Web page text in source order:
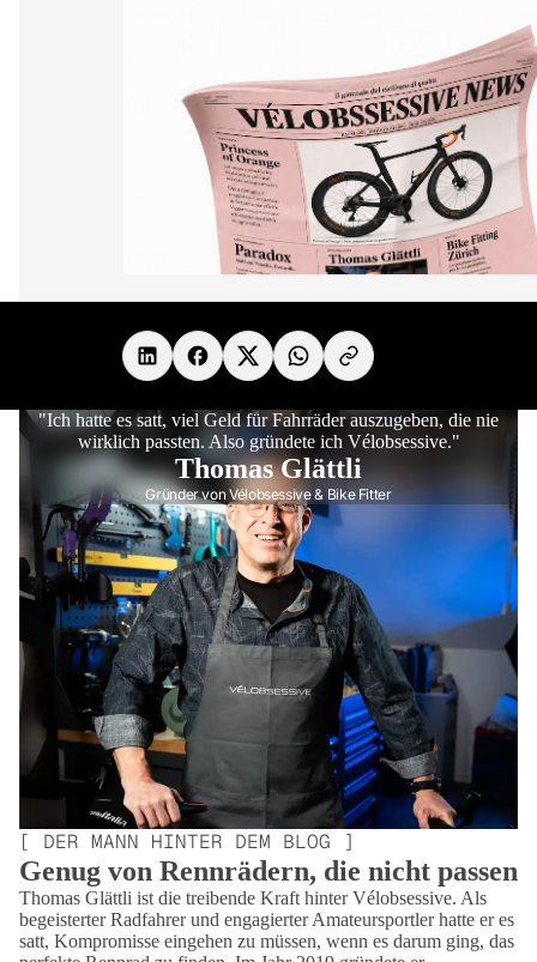
"Ich hatte es satt, viel Geld für Fahrräder auszugeben, die nie
wirklich passten. Also gründete ich Vélobsessive."
Thomas Glättli
Gründer von Vélobsessive & Bike Fitter
[ DER MANN HINTER DEM BLOG ]
Genug von Rennrädern, die nicht passen
Thomas Glättli ist die treibende Kraft hinter Vélobsessive. Als
begeisterter Radfahrer und engagierter Amateursportler hatte er es
satt, Kompromisse eingehen zu müssen, wenn es darum ging, das